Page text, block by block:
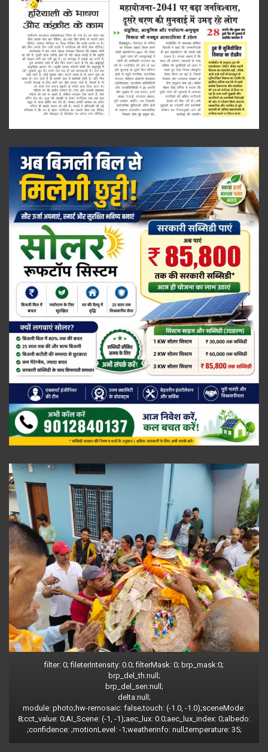
filter: 0; fileterIntensity: 0.0; filterMask: 0; brp_mask:0;
brp_del_th:null;
brp_del_sen:null;
delta:null;
module: photo;hw-remosaic: false;touch: (-1.0, -1.0);sceneMode:
8;cct_value: 0;AI_Scene: (-1, -1);aec_lux: 0.0;aec_lux_index: 0;albedo:
;confidence: ;motionLevel: -1;weatherinfo: null;temperature: 35;